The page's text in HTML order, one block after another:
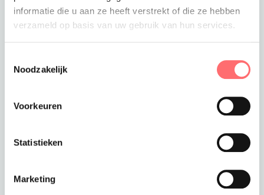
informatie die u aan ze heeft verstrekt of die ze hebben
verzameld op basis van uw gebruik van hun services.
Noodzakelijk
Voorkeuren
Statistieken
Marketing
met of zonder zak
- groentinten
€9,99
schort met zak